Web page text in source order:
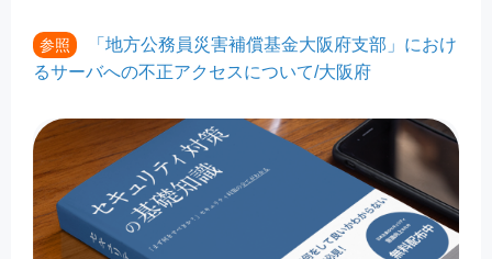
参照
「地方公務員災害補償基金大阪府支部」におけ
るサーバへの不正アクセスについて/大阪府